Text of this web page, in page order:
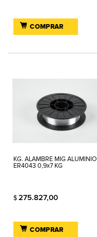
COMPRAR
KG. ALAMBRE MIG ALUMINIO
ER4043 0,9x7 KG
$ 275.827,00
COMPRAR